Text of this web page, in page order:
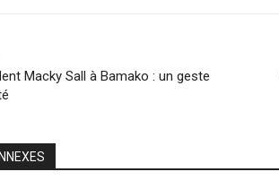
Macky Sall à Bamako : un geste